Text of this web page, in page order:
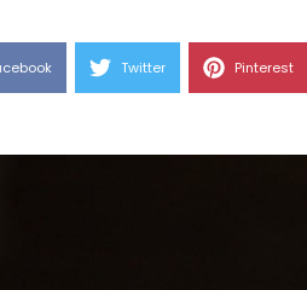
Share
Twitter Share
Pinterest